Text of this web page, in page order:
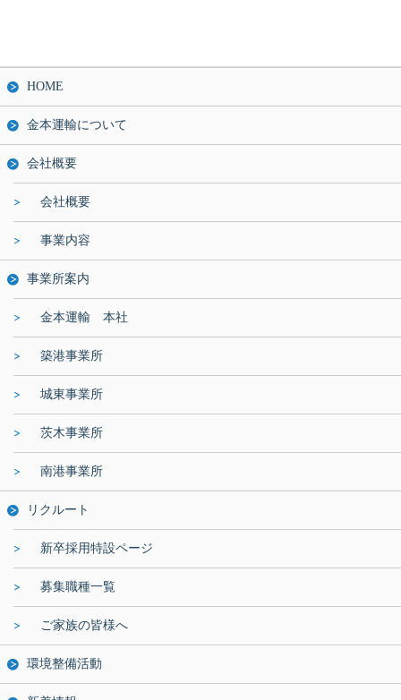
HOME
金本運輸について
会社概要
会社概要
事業内容
事業所案内
金本運輸 本社
築港事業所
城東事業所
茨木事業所
南港事業所
リクルート
新卒採用特設ページ
募集職種一覧
ご家族の皆様へ
環境整備活動